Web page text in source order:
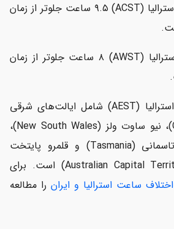
زمان استاندارد مرکزی استرالیا (ACST) ۹.۵ ساعت جلوتر از زمان
زمان استاندارد غربی استرالیا (AWST) ۸ ساعت جلوتر از زمان
زمان استاندارد شرقی استرالیا (AEST) شامل ایالت‌های شرقی
کوئینزلند (Queensland)، نیو ساوت ولز (New South Wales)،
ویکتوریا (Victoria)، تاسمانی (Tasmania) و قلمرو پایتخت
استرالیا (Australian Capital Territory – ACT) است. برای
اختلاف ساعت استرالیا و ایران را مطالعه